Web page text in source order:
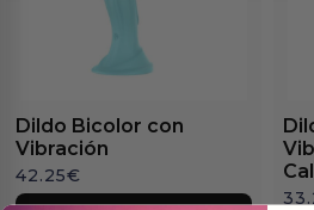
Dildo Bicolor con
Vibración
42.25€